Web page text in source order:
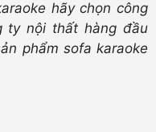
hãy chọn công
ty nội thất hàng đầu
phẩm sofa karaoke